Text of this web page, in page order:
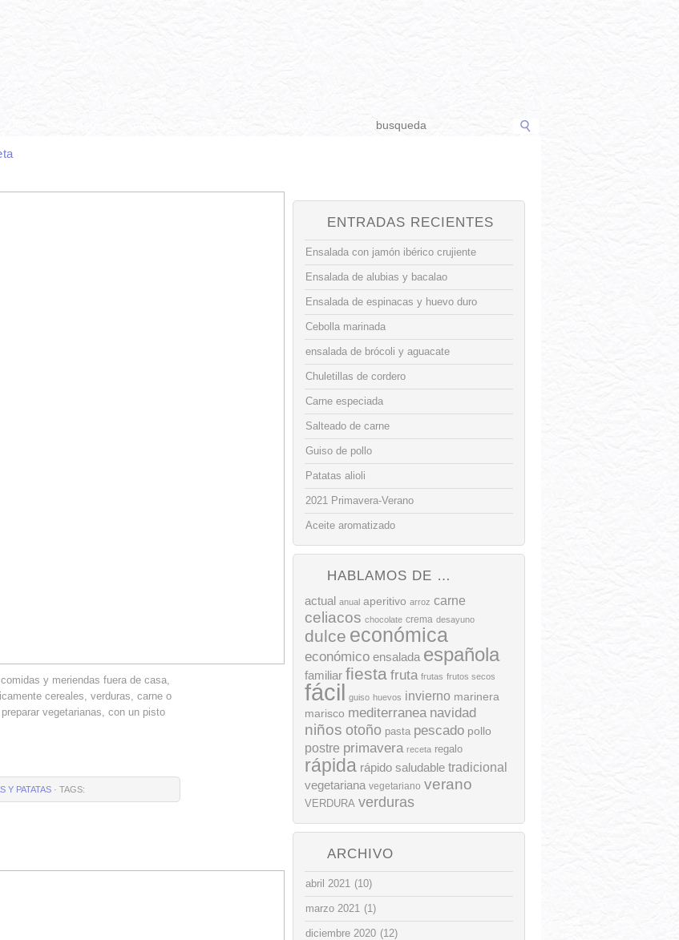
y meriendas fuera de casa,
cereales, verduras, carne o
vegetarianas, con un pisto
Y PATATAS · TAGS:
ENTRADAS RECIENTES
Ensalada con jamón ibérico crujiente
Ensalada de alubias y bacalao
Ensalada de espinacas y huevo duro
Cebolla marinada
ensalada de brócoli y aguacate
Chuletillas de cordero
Carne especiada
Salteado de carne
Guiso de pollo
Patatas alioli
2021 Primavera-Verano
Aceite aromatizado
HABLAMOS DE …
actual anual aperitivo arroz carne
celiacos chocolate crema desayuno
dulce económica
económico ensalada española
familiar fiesta fruta frutas frutos secos
fácil guiso huevos invierno marinera
marisco mediterranea navidad
niños otoño pasta pescado pollo
postre primavera receta regalo
rápida rápido saludable tradicional
vegetariana vegetariano verano
VERDURA verduras
ARCHIVO
abril 2021 (10)
marzo 2021 (1)
diciembre 2020 (12)